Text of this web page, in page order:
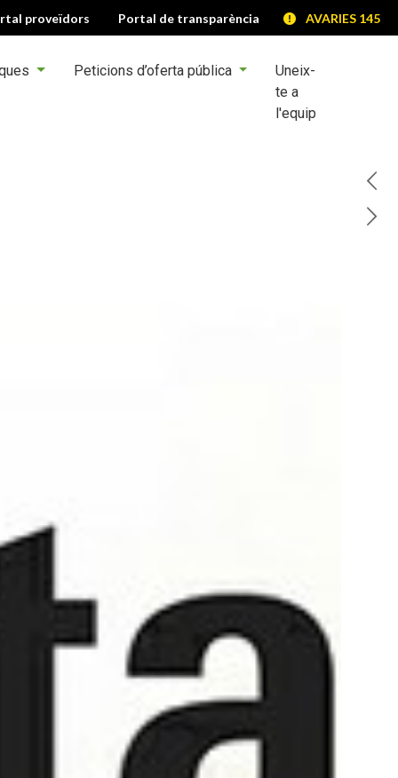
proveïdors Portal de transparència AVARIES 145
Peticions d’oferta pública
Uneix-
te a
l'equip